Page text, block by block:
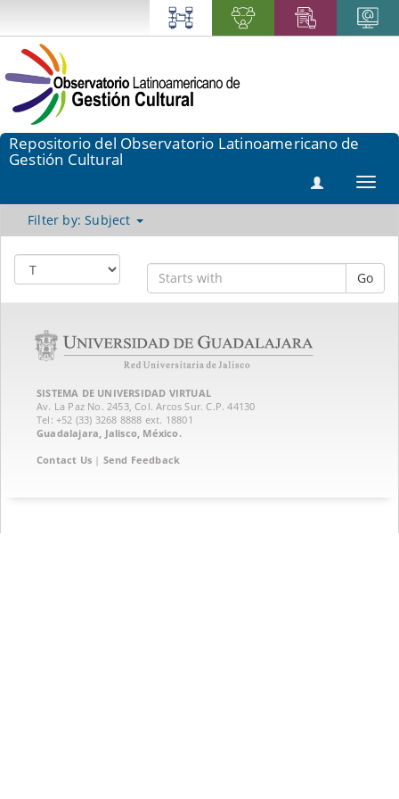
Repositorio del Observatorio Latinoamericano de
Gestión Cultural
Filter by: Subject
Go
SISTEMA DE UNIVERSIDAD VIRTUAL
Av. La Paz No. 2453, Col. Arcos Sur. C.P. 44130
Tel: +52 (33) 3268 8888‏ ext. 18801
Guadalajara, Jalisco, México.
Contact Us | Send Feedback